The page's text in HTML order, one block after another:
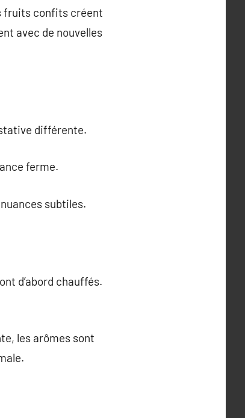
fruits confits créent
avec de nouvelles
différente.
ferme.
subtiles.
d’abord chauffés.
les arômes sont